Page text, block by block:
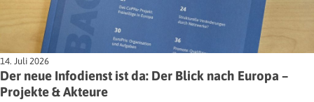
14. Juli 2026
Der neue Infodienst ist da: Der Blick nach Europa –
Projekte & Akteure